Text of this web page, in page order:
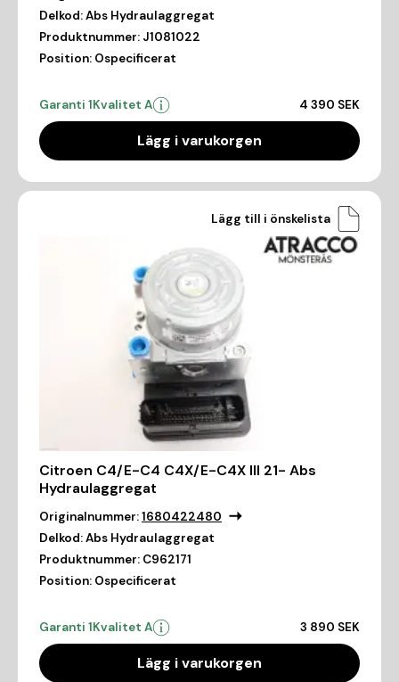
Delkod:Abs Hydraulaggregat
Produktnummer: J1081022
Position: Ospecificerat
Garanti 1Kvalitet A 4 390 SEK
Lägg i varukorgen
Lägg till i önskelista
Citroen C4/E-C4 C4X/E-C4X III 21- Abs
Hydraulaggregat
Originalnummer:1680422480
Delkod:Abs Hydraulaggregat
Produktnummer: C962171
Position: Ospecificerat
Garanti 1Kvalitet A 3 890 SEK
Lägg i varukorgen